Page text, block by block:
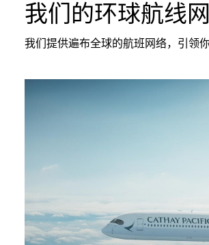
我们的环球航线
我们提供遍布全球的航班网络，引领